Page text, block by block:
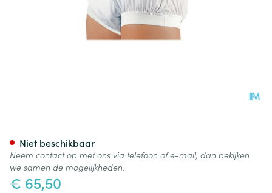
€ 65,50
Niet beschikbaar
Neem contact op met ons via telefoon of e-mail, dan bekijken
we samen de mogelijkheden.